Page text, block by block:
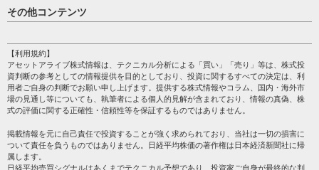
日経平均
売買シグナル
注目銘柄
株テーマ情報
海外市況
投資カレンダー
格付け情報
その他コンテンツ
個人情報保護方針
プライバシーポリシー
会社案内
サイトマップ
過去データ
【利用規約】
アセットアライブ株式情報は、テクニカル分析による「買い」「売り」等は、株式投
資判断の参考としての情報提供を目的としており、投資に関するすべての決定は、利
用者ご自身の判断でお願い申し上げます。提供する株式情報やコラム、国内・海外市
場の見通し等についても、執筆者による個人的見解が含まれており、情報の真偽、株
式の評価に関する正確性・信頼性等を保証するものではありません。
掲載情報を元に自己責任で投資することが強く求められており、当社は一切の損害に
ついて責任を負うものではありません。日経平均株価の著作権は日本経済新聞社に帰
属します。
日経平均売買シグナルはあくまでテクニカル予想であり、投資家ご自身が最終的な判